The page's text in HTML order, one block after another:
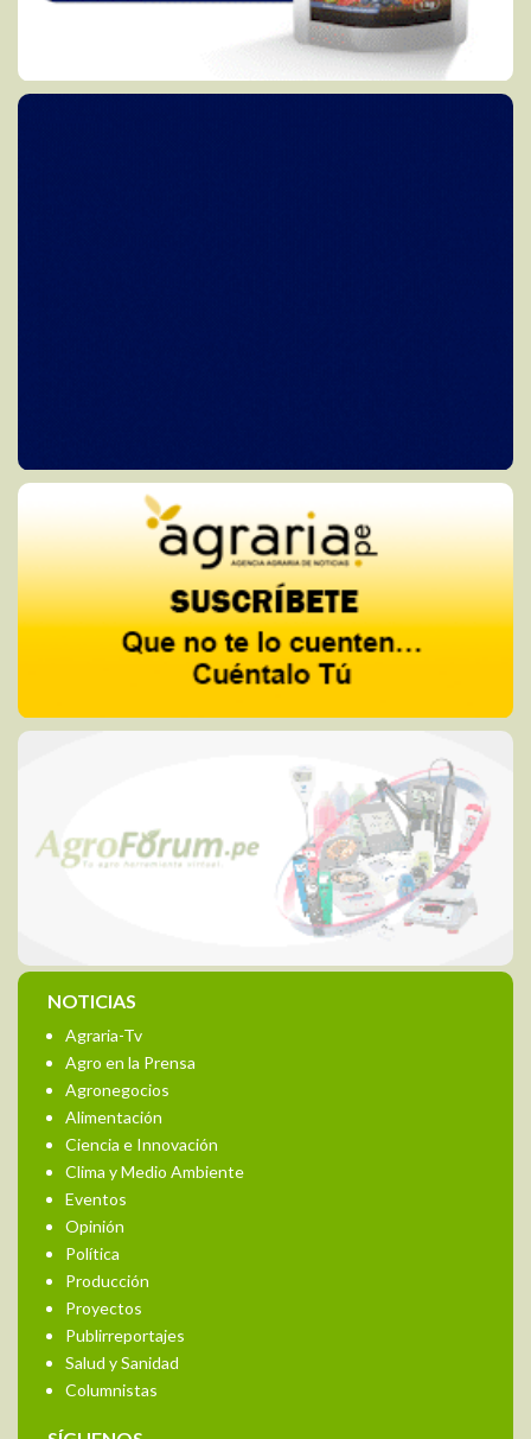
NOTICIAS
Agraria-Tv
Agro en la Prensa
Agronegocios
Alimentación
Ciencia e Innovación
Clima y Medio Ambiente
Eventos
Opinión
Política
Producción
Proyectos
Publirreportajes
Salud y Sanidad
Columnistas